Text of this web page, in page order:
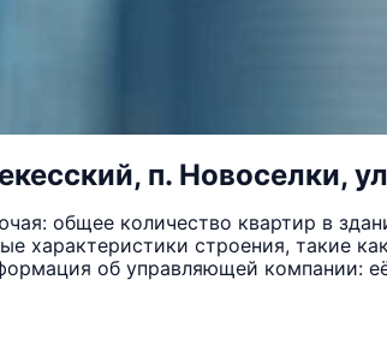
п. Новоселки,
общее количество квартир в
характеристики строения, такие
об управляющей компании: